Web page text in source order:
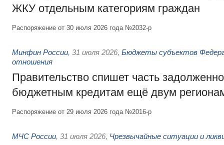
ЖКУ отдельным категориям граждан
Распоряжение от 30 июля 2026 года №2032-р
Минфин России, 31 июля 2026, Бюджеты субъектов
отношения
Правительство спишет часть
бюджетным кредитам ещё двум
Распоряжение от 29 июля 2026 года №2016-р
МЧС России, 31 июля 2026, Чрезвычайные ситуации и